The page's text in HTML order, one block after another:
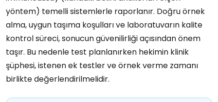
yöntem) temelli sistemlerle raporlanır. Doğru örnek
alma, uygun taşıma koşulları ve laboratuvarın kalite
kontrol süreci, sonucun güvenilirliği açısından önem
taşır. Bu nedenle test planlanırken hekimin klinik
şüphesi, istenen ek testler ve örnek verme zamanı
birlikte değerlendirilmelidir.